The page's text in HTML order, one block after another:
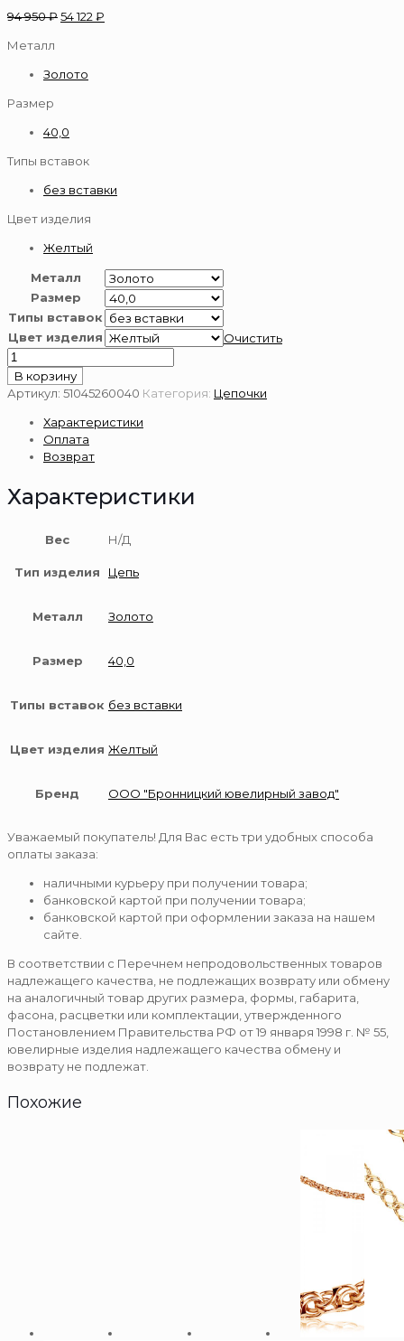
94 950₽54 122 ₽
Металл
Золото
Размер
40,0
Типы вставок
без вставки
Цвет изделия
Желтый
Металл
Размер
Типы вставок
Цвет изделия
Очистить
Количество
товара
Цепь
пробы
В корзину
Артикул: 51045260040 Категория: Цепочки
Характеристики
Оплата
Возврат
Характеристики
Вес Н/Д
Тип изделия Цепь
Металл Золото
Размер 40,0
Типы вставок без вставки
Цвет изделия Желтый
Бренд ООО "Бронницкий ювелирный завод"
Уважаемый покупатель! Для Вас есть три удобных способа
оплаты заказа:
наличными курьеру при получении товара;
банковской картой при получении товара;
банковской картой при оформлении заказа на нашем
сайте.
В соответствии с Перечнем непродовольственных товаров
надлежащего качества, не подлежащих возврату или обмену
на аналогичный товар других размера, формы, габарита,
фасона, расцветки или комплектации, утвержденного
Постановлением Правительства РФ от 19 января 1998 г. № 55,
ювелирные изделия надлежащего качества обмену и
возврату не подлежат.
Похожие